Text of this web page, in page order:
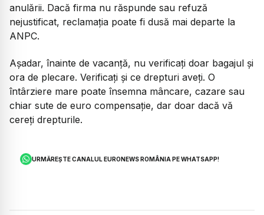
anulării. Dacă firma nu răspunde sau refuză
nejustificat, reclamația poate fi dusă mai departe la
ANPC.
Așadar, înainte de vacanță, nu verificați doar bagajul și
ora de plecare. Verificați și ce drepturi aveți. O
întârziere mare poate însemna mâncare, cazare sau
chiar sute de euro compensație, dar doar dacă vă
cereți drepturile.
URMĂREȘTE CANALUL EURONEWS ROMÂNIA PE WHATSAPP!